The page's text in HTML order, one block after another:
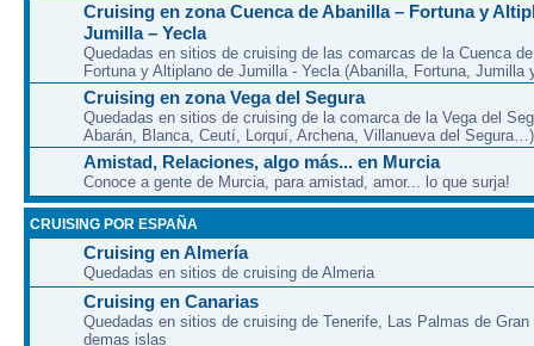
Cruising en zona Cuenca de Abanilla – Fortuna y
Jumilla – Yecla
Quedadas en sitios de cruising de las comarcas de la Cuenca
Fortuna y Altiplano de Jumilla - Yecla (Abanilla, Fortuna, Jumilla
Cruising en zona Vega del Segura
Quedadas en sitios de cruising de la comarca de la Vega del
Abarán, Blanca, Ceutí, Lorquí, Archena, Villanueva del Segura…)
Amistad, Relaciones, algo más... en Murcia
Conoce a gente de Murcia, para amistad, amor... lo que surja!
CRUISING POR ESPAÑA
Cruising en Almería
Quedadas en sitios de cruising de Almeria
Cruising en Canarias
Quedadas en sitios de cruising de Tenerife, Las Palmas de Gran
demas islas